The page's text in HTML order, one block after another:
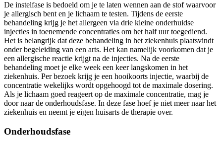
De instelfase is bedoeld om je te laten wennen aan de stof waarvoor
je allergisch bent en je lichaam te testen. Tijdens de eerste
behandeling krijg je het allergeen via drie kleine onderhuidse
injecties in toenemende concentraties om het half uur toegediend.
Het is belangrijk dat deze behandeling in het ziekenhuis plaatsvindt
onder begeleiding van een arts. Het kan namelijk voorkomen dat je
een allergische reactie krijgt na de injecties. Na de eerste
behandeling moet je elke week een keer langskomen in het
ziekenhuis. Per bezoek krijg je een hooikoorts injectie, waarbij de
concentratie wekelijks wordt opgehoogd tot de maximale dosering.
Als je lichaam goed reageert op de maximale concentratie, mag je
door naar de onderhoudsfase. In deze fase hoef je niet meer naar het
ziekenhuis en neemt je eigen huisarts de therapie over.
Onderhoudsfase